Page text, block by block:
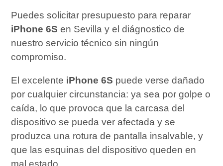
Puedes solicitar presupuesto para reparar
iPhone 6S en Sevilla y el diágnostico de
nuestro servicio técnico sin ningún
compromiso.
El excelente iPhone 6S puede verse dañado
por cualquier circunstancia: ya sea por golpe o
caída, lo que provoca que la carcasa del
dispositivo se pueda ver afectada y se
produzca una rotura de pantalla insalvable, y
que las esquinas del dispositivo queden en
mal estado.